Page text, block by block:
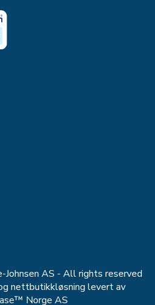
AS - All rights reserved
nettbutikkløsning levert av
Norge AS